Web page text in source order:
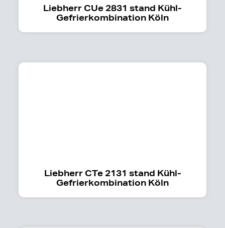
Liebherr CUe 2831 stand Kühl-
Gefrierkombination Köln
Liebherr CTe 2131 stand Kühl-
Gefrierkombination Köln